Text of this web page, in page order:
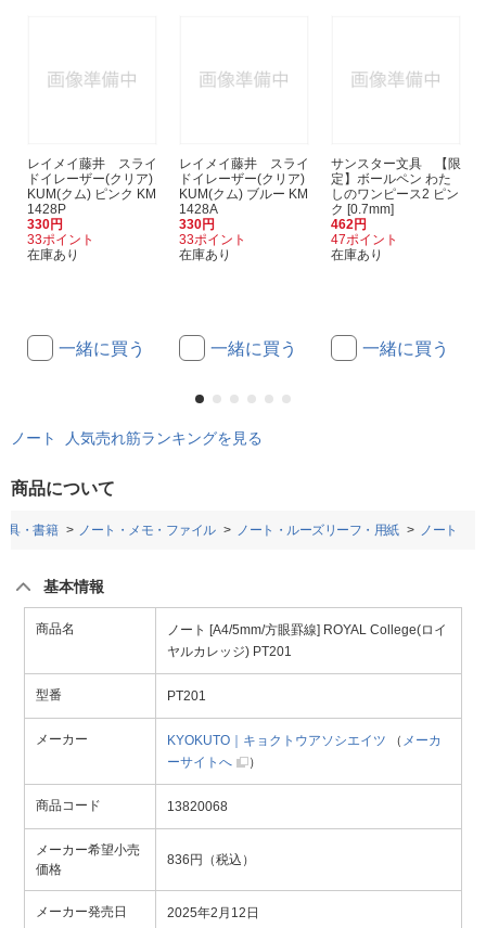
レイメイ藤井 スライ
ドイレーザー(クリア)
KUM(クム) ピンク KM
1428P
330円
33ポイント
在庫あり
一緒に買う
レイメイ藤井 スライ
ドイレーザー(クリア)
KUM(クム) ブルー KM
1428A
330円
33ポイント
在庫あり
一緒に買う
サンスター文具 【限
定】ボールペン わた
しのワンピース2 ピン
ク [0.7mm]
462円
47ポイント
在庫あり
一緒に買う
ノート 人気売れ筋ランキングを見る
商品について
具・書籍 ノート・メモ・ファイル ノート・ルーズリーフ・用紙 ノート
基本情報
商品名
ノート [A4/5mm/方眼罫線] ROYAL College(ロイ
ヤルカレッジ) PT201
型番 PT201
メーカー KYOKUTO｜キョクトウアソシエイツ （ メーカ
ーサイトへ
）
商品コード 13820068
メーカー希望小売
価格
836円（税込）
メーカー発売日 2025年2月12日